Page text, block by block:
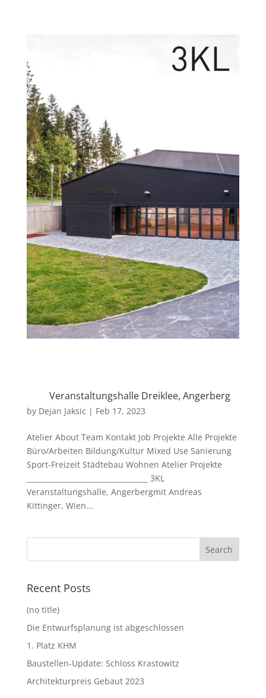
Veranstaltungshalle Dreiklee, Angerberg
by Dejan Jaksic | Feb 17, 2023
Atelier About Team Kontakt Job Projekte Alle Projekte
Büro/Arbeiten Bildung/Kultur Mixed Use Sanierung
Sport-Freizeit Städtebau Wohnen Atelier Projekte
__________________________________ 3KL
Veranstaltungshalle, Angerbergmit Andreas
Kittinger, Wien...
Recent Posts
(no title)
Die Entwurfsplanung ist abgeschlossen
1. Platz KHM
Baustellen-Update: Schloss Krastowitz
Architekturpreis Gebaut 2023